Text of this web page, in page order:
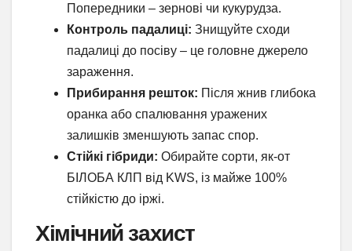
Попередники – зернові чи кукурудза.
Контроль падалиці: Знищуйте сходи
падалиці до посіву – це головне джерело
зараження.
Прибирання решток: Після жнив глибока
оранка або спалювання уражених
залишків зменшують запас спор.
Стійкі гібриди: Обирайте сорти, як-от
БІЛОБА КЛП від KWS, із майже 100%
стійкістю до іржі.
Хімічний захист